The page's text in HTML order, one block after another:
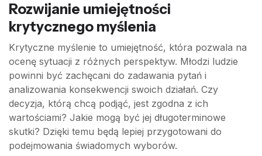
Rozwijanie umiejętności
krytycznego myślenia
Krytyczne myślenie to umiejętność, która pozwala na
ocenę sytuacji z różnych perspektyw. Młodzi ludzie
powinni być zachęcani do zadawania pytań i
analizowania konsekwencji swoich działań. Czy
decyzja, którą chcą podjąć, jest zgodna z ich
wartościami? Jakie mogą być jej długoterminowe
skutki? Dzięki temu będą lepiej przygotowani do
podejmowania świadomych wyborów.